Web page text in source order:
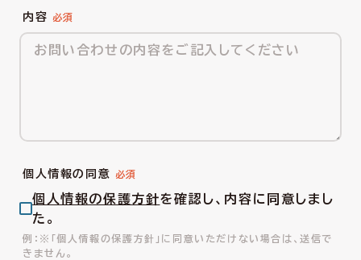
内容
個人情報の同意
個人情報の保護方針を確認し、内容に同意しまし
た。
※「個人情報の保護方針」に同意いただけない場合は、送信で
きません。